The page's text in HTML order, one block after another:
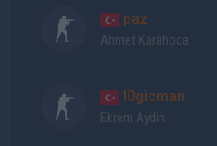
paz
Ahmet Karahoca
l0gicman
Ekrem Aydin